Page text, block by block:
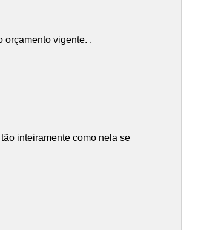
orçamento vigente. .
inteiramente como nela se